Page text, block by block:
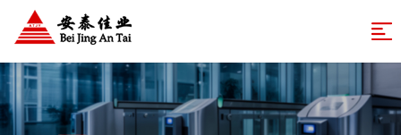
站
导
业
务
成